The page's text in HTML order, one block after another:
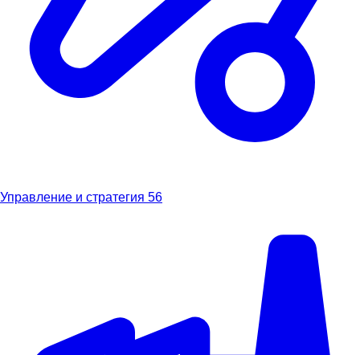
Управление и стратегия 56